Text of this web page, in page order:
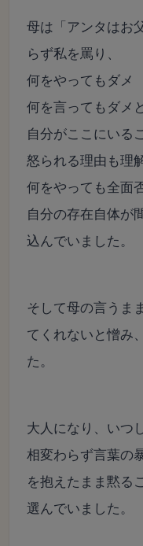
母は「アンタはお
らず私を罵り、
何をやってもダメ
何を言ってもダメ
自分がここにいる
怒られる理由も理
何をやっても全面
自分の存在自体が
込んでいました。
そして母の言うま
てくれないと憎み
た。
大人になり、いつ
相変わらず言葉の
を抱えたまま黙る
選んでいました。